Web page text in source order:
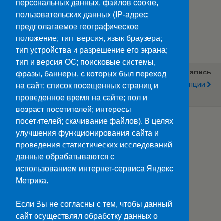
Категории:Новости
Предыдущая Запись
Пять Полезных Онлайн-
Следующая Запись
Разговор О Коррупции
Наверх
Мобильн.
Министерство науки и высшего образования>>
персональных данных, файлов cookie,
пользовательских данных (IP-адрес;
предполагаемое географическое
положение; тип, версия, язык браузера;
тип устройства и разрешение его экрана;
тип и версия ОС; поисковые системы,
фразы, баннеры, с которых был переход
на сайт; список посещенных страниц и
проведенное время на сайте; пол и
возраст посетителей; интересы
посетителей; скачивание файлов). В целях
улучшения функционирования сайта и
проведения статистических исследований
данные обрабатываются с
использованием интернет-сервиса Яндекс
Метрика.
Если Вы не согласны с тем, чтобы данный
сайт осуществлял обработку данных о